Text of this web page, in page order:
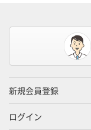
新規会員登録
ログイン